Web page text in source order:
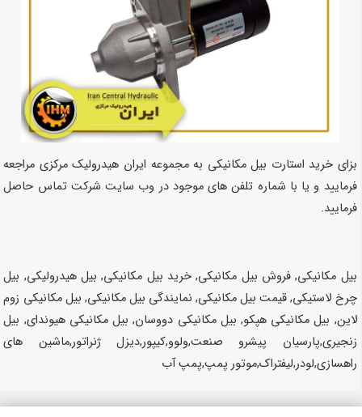
بزای خرید استارت بیل مکانیکی به مجموعه ایران هیدرولیک مرکزی مراجعه
فرمایید ‌و یا با شماره تلفن های موجود در وب سایت شرکت تماس حاصل
فرمایید.
بیل مکانیکی, فروش بیل مکانیکی, خرید بیل مکانیکی, بیل هیدرولیکی, بیل
چرخ لاستیکی, قیمت بیل مکانیکی, نمایندگی بیل مکانیکی, بیل مکانیکی زوم
لاین, بیل مکانیکی هپکو, بیل مکانیکی دووسان, بیل مکانیکی هیوندای, بیل
زنجیری,پارسیان پیشرو صنعت,ولوو,کیپور,دیزل ژنراتور,ماشین های
راهسازی,لودر,لیفتراک,موتور پمپ,پمپ آب